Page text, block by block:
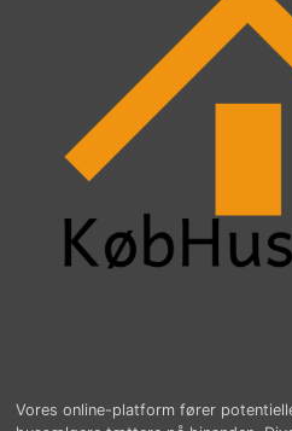
Vores online-platform fører